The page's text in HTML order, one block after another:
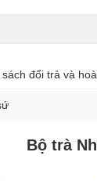
đổi trả và
Bộ trà